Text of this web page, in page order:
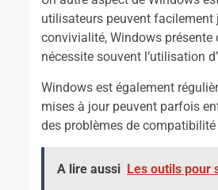
utilisateurs peuvent facilement
convivialité, Windows présente
nécessite souvent l’utilisation
Windows est également
mises à jour peuvent parfois
des problèmes de
A lire aussi Les outils pour